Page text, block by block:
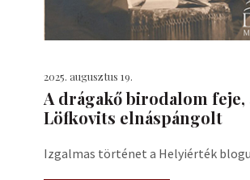
2025. augusztus 19.
A drágakő birodalom
Löfkovits elnáspángolt
Izgalmas történet a Helyiérték